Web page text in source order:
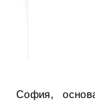
София, основательница элитного модного бренда,